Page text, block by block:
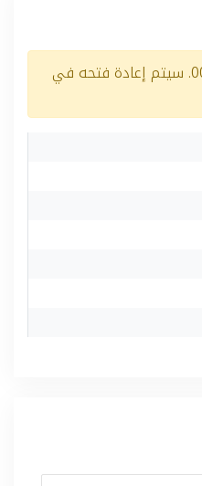
مغلق منذ الخميس 00:00. سيتم إعادة فتحه في